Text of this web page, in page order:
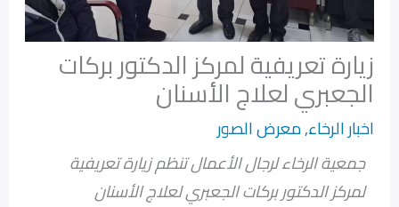
زيارة تعريفية لمركز الدكتور بركات
الجعبري لعلاج الأسنان
اخبار الرخاء,معرض الصور
جمعية الرخاء لرجال الأعمال تنظم زيارة تعريفية
لمركز الدكتور بركات الجعبري لعلاج الأسنان